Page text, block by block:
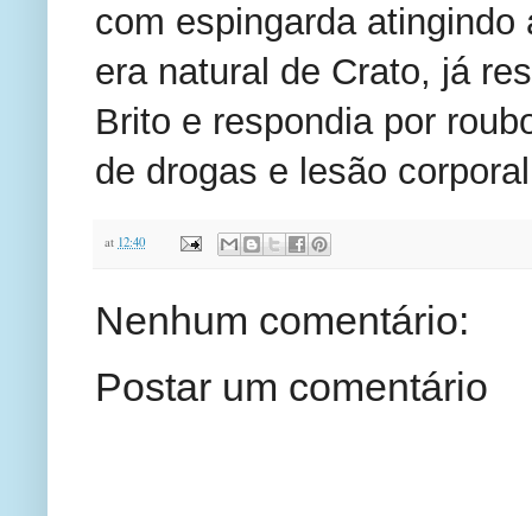
com espingarda
era natural de Crato, já
Brito e respondia por
de drogas e lesão
at 12:40
Nenhum comentário:
Postar um comentário